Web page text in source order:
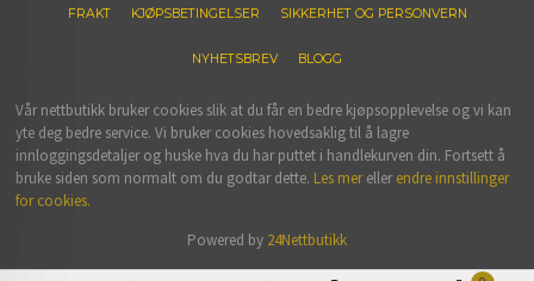
FRAKT KJØPSBETINGELSER SIKKERHET OG PERSONVERN
NYHETSBREV BLOGG
Vår nettbutikk bruker cookies slik at du får en bedre kjøpsopplevelse og vi kan
yte deg bedre service. Vi bruker cookies hovedsaklig til å lagre
innloggingsdetaljer og huske hva du har puttet i handlekurven din. Fortsett å
bruke siden som normalt om du godtar dette. Les merellerendre innstillinger
for cookies.
Powered by 24Nettbutikk